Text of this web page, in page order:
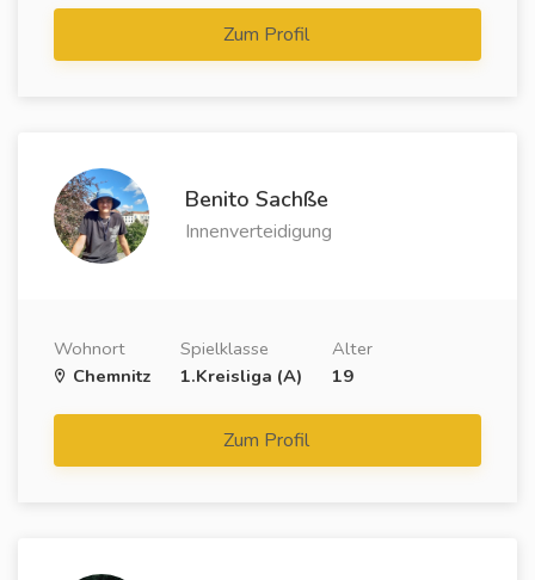
Zum Profil
Benito Sachße
Innenverteidigung
Wohnort
Chemnitz
Spielklasse
1.Kreisliga (A)
Alter
19
Zum Profil